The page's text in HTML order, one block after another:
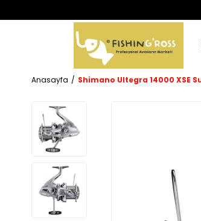
Anasayfa Shimano Ultegra 14000 XSE